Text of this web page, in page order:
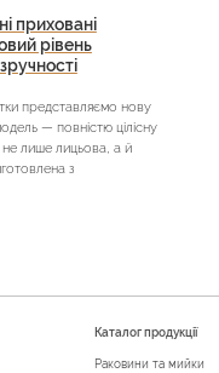
приховані
рівень
представляємо нову
— повністю цілісну
не лише лицьова, а й
з
Каталог продукції
Раковини та мийки